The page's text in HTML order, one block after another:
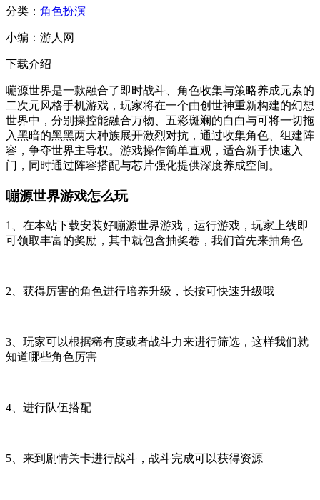
分类： 角色扮演
小编： 游人网
下载介绍
嘣源世界是一款融合了即时战斗、角色收集与策略养成元素的
二次元风格手机游戏，玩家将在一个由创世神重新构建的幻想
世界中，分别操控能融合万物、五彩斑斓的白白与可将一切拖
入黑暗的黑黑两大种族展开激烈对抗，通过收集角色、组建阵
容，争夺世界主导权。游戏操作简单直观，适合新手快速入
门，同时通过阵容搭配与芯片强化提供深度养成空间。
嘣源世界游戏怎么玩
1、在本站下载安装好嘣源世界游戏，运行游戏，玩家上线即
可领取丰富的奖励，其中就包含抽奖卷，我们首先来抽角色
2、获得厉害的角色进行培养升级，长按可快速升级哦
3、玩家可以根据稀有度或者战斗力来进行筛选，这样我们就
知道哪些角色厉害
4、进行队伍搭配
5、来到剧情关卡进行战斗，战斗完成可以获得资源